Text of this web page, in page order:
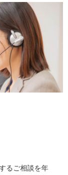
るご相談を年